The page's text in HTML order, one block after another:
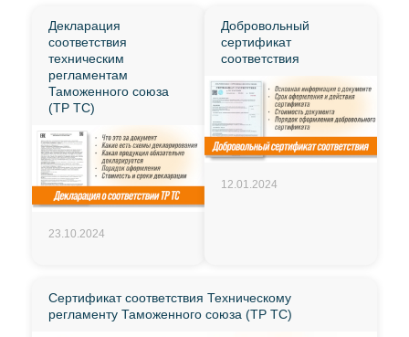
Декларация
соответствия
техническим
регламентам
Таможенного союза
(ТР ТС)
23.10.2024
Добровольный
сертификат
соответствия
12.01.2024
Сертификат соответствия Техническому
регламенту Таможенного союза (ТР ТС)